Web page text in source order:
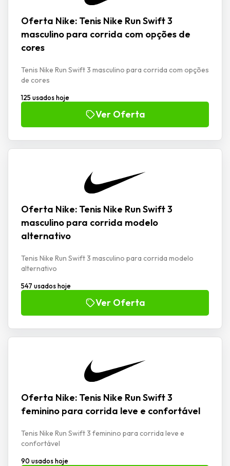
Oferta Nike: Tenis Nike Run Swift 3
masculino para corrida com opções de
cores
Tenis Nike Run Swift 3 masculino para corrida com opções
de cores
125 usados hoje
Ver Oferta
Oferta Nike: Tenis Nike Run Swift 3
masculino para corrida modelo
alternativo
Tenis Nike Run Swift 3 masculino para corrida modelo
alternativo
547 usados hoje
Ver Oferta
Oferta Nike: Tenis Nike Run Swift 3
feminino para corrida leve e confortável
Tenis Nike Run Swift 3 feminino para corrida leve e
confortável
90 usados hoje